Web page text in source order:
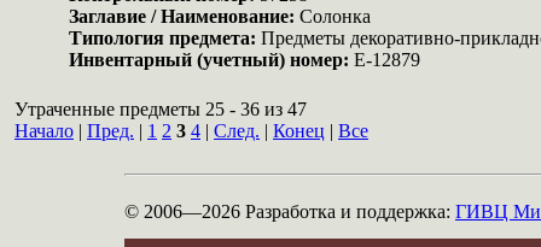
Заглавие / Наименование: Солонка
Типология предмета: Предметы декоративно-
Инвентарный (учетный) номер: Е-12879
Утраченные предметы 25 - 36 из 47
Начало | Пред. | 1 2 3 4 | След. | Конец | Все
© 2006—2026 Разработка и поддержка: ГИВЦ